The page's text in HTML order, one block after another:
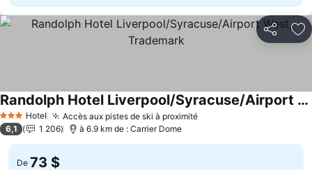
Partager
3 ÉtoilesHotel Accès aux pistes de ski à proximitéConsulter les prix
Randolph Hotel Liverpool/Syracuse/Airport West, Trademark
Consulter les prix
6,1 1 206 à 6.9 km de : Carrier Dome
De 73 $